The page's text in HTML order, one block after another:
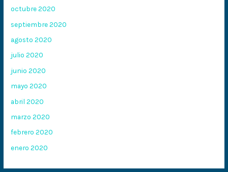
octubre 2020
septiembre 2020
agosto 2020
julio 2020
junio 2020
mayo 2020
abril 2020
marzo 2020
febrero 2020
enero 2020